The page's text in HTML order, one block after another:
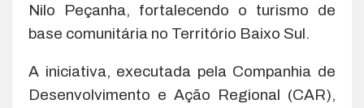
Nilo Peçanha, fortalecendo o turismo de
base comunitária no Território Baixo Sul.
A iniciativa, executada pela Companhia de
Desenvolvimento e Ação Regional (CAR),